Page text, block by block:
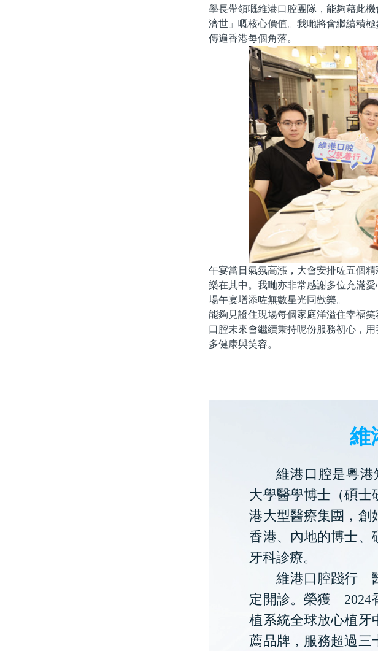
學長帶領嘅維港口腔團隊，能夠藉此
濟世」嘅核心價值。我哋將會繼續積
傳遍香港每個角落。
午宴當日氣氛高漲，大會安排咗五個
樂在其中。我哋亦非常感謝多位充滿
場午宴增添咗無數星光同歡樂。
能夠見證住現場每個家庭洋溢住幸福
口腔未來會繼續秉持呢份服務初心，
多健康與笑容。
維
維港口腔是粵港
大學醫學博士（碩士
港大型醫療集團，創
香港、內地的博士、
牙科診療。
維港口腔踐行「
定開診。榮獲「
植系統全球放心植牙
薦品牌，服務超過三